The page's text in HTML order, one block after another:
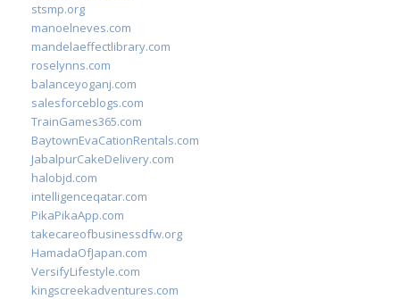
stsmp.org
manoelneves.com
mandelaeffectlibrary.com
roselynns.com
balanceyoganj.com
salesforceblogs.com
TrainGames365.com
BaytownEvaCationRentals.com
JabalpurCakeDelivery.com
halobjd.com
intelligenceqatar.com
PikaPikaApp.com
takecareofbusinessdfw.org
HamadaOfJapan.com
VersifyLifestyle.com
kingscreekadventures.com